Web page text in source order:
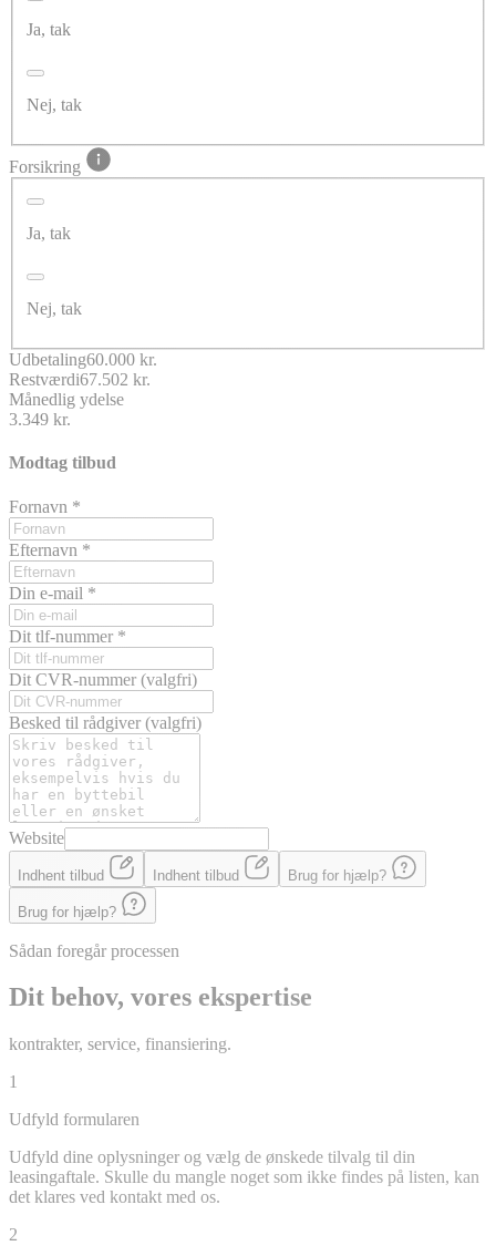
Ja, tak
Nej, tak
Forsikring
Ja, tak
Nej, tak
Udbetaling60.000 kr.
Restværdi67.502 kr.
Månedlig ydelse
3.349 kr.
Modtag tilbud
Fornavn *
Efternavn *
Din e-mail *
Dit tlf-nummer *
Dit CVR-nummer (valgfri)
Besked til rådgiver (valgfri)
Website
Indhent tilbud Indhent tilbud Brug for hjælp?
Brug for hjælp?
Sådan foregår processen
Dit behov, vores ekspertise
kontrakter, service, finansiering.
1
Udfyld formularen
Udfyld dine oplysninger og vælg de ønskede tilvalg til din
leasingaftale. Skulle du mangle noget som ikke findes på listen, kan
det klares ved kontakt med os.
2